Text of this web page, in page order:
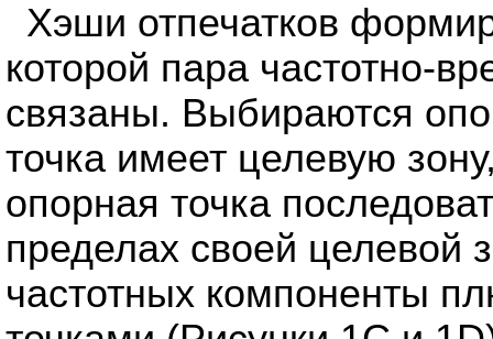
Хэши отпечатков
которой пара частотно-
связаны. Выбираются
точка имеет целевую
опорная точка
пределах своей целевой
частотных компоненты